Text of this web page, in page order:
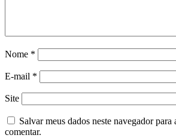
Nome *
E-mail *
Site
Salvar meus dados neste navegador
comentar.